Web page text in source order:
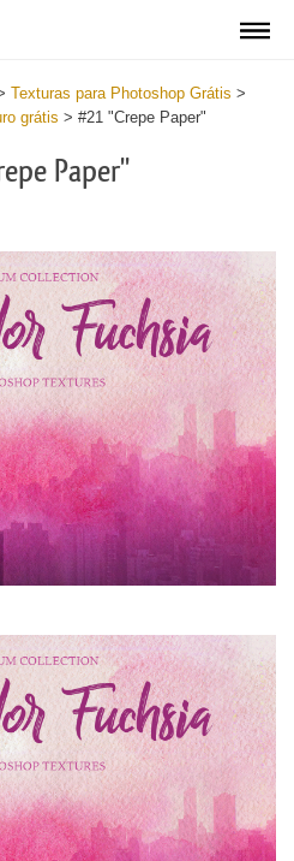
Texturas para Photoshop Grátis >
grátis > #21 "Crepe Paper"
Paper"
selecione